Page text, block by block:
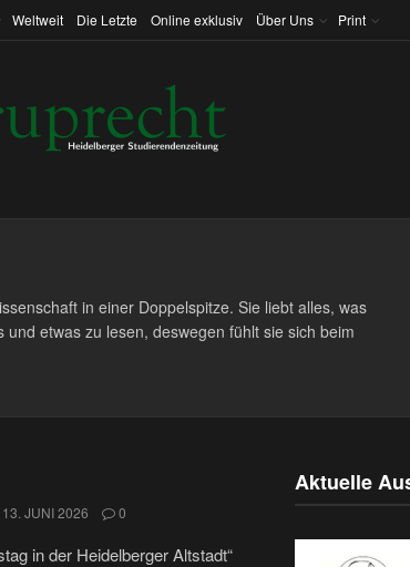
Weltweit Die Letzte Online exklusiv Über Uns Print
in einer Doppelspitze. Sie liebt alles, was
etwas zu lesen, deswegen fühlt sie sich beim
13. JUNI 2026 0
in der Heidelberger Altstadt“
Aktuelle